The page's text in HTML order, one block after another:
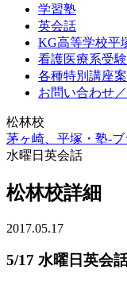
学習塾
英会話
KG高等学校平
看護医療系受
各種特別講座
お問い合わせ
松林校
茅ヶ崎、平塚・塾-
水曜日英会話
松林校詳細
2017.05.17
5/17 水曜日英会